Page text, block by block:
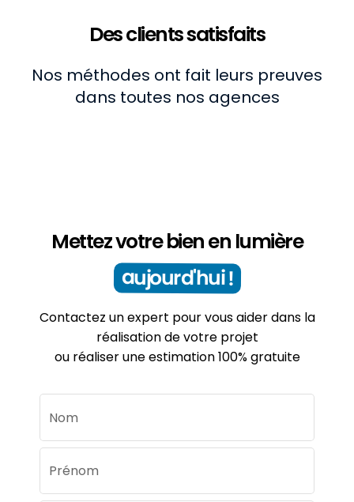
Des clients satisfaits
Nos méthodes ont fait leurs preuves
dans toutes nos agences
Mettez votre bien en lumière
aujourd'hui !
Contactez un expert pour vous aider dans la
réalisation de votre projet
ou réaliser une estimation 100% gratuite
Nom
Prénom